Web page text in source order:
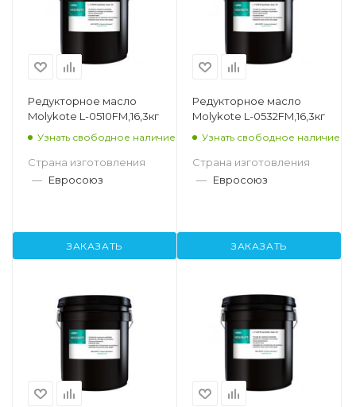
Редукторное масло
Molykote L-0510FM,16,3кг
Узнать свободное наличие
Страна изготовления
— Евросоюз
ЗАКАЗАТЬ
Редукторное масло
Molykote L-0532FM,16,3кг
Узнать свободное наличие
Страна изготовления
— Евросоюз
ЗАКАЗАТЬ